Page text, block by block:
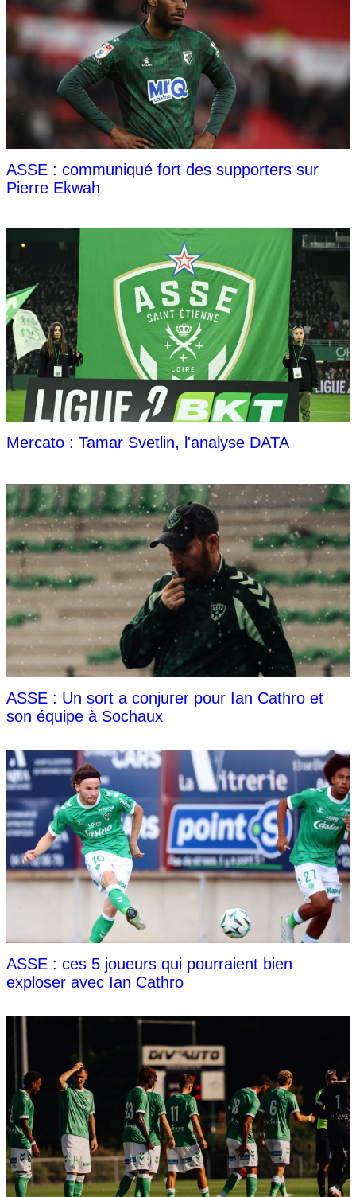
ASSE : communiqué fort des supporters sur
Pierre Ekwah
Mercato : Tamar Svetlin, l'analyse DATA
ASSE : Un sort a conjurer pour Ian Cathro et
son équipe à Sochaux
ASSE : ces 5 joueurs qui pourraient bien
exploser avec Ian Cathro